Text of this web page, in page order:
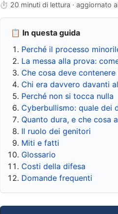
⏱ 20 minuti di lettura · aggiornato
📋 In questa guida
Perché il processo
La messa alla prova:
Che cosa deve
Chi era davvero davanti
Perché non si tocca nulla
Cyberbullismo: quale dei
Quanto dura, e che cosa
Il ruolo dei genitori
Miti e fatti
Glossario
Costi della difesa
Domande frequenti